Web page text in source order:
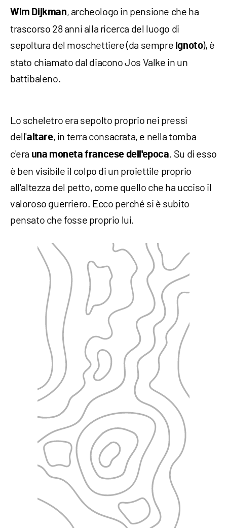
Wim Dijkman, archeologo in pensione che ha
trascorso 28 anni alla ricerca del luogo di
sepoltura del moschettiere (da sempre ignoto), è
stato chiamato dal diacono Jos Valke in un
battibaleno.
Lo scheletro era sepolto proprio nei pressi
dell'altare, in terra consacrata, e nella tomba
c'era una moneta francese dell'epoca. Su di esso
è ben visibile il colpo di un proiettile proprio
all'altezza del petto, come quello che ha ucciso il
valoroso guerriero. Ecco perché si è subito
pensato che fosse proprio lui.